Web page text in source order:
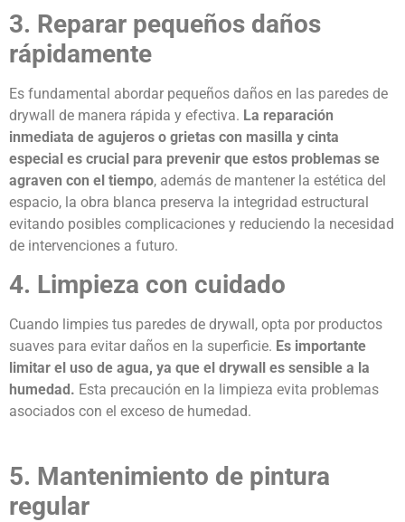
3. Reparar pequeños daños
rápidamente
Es fundamental abordar pequeños daños en las paredes de
drywall de manera rápida y efectiva. La reparación
inmediata de agujeros o grietas con masilla y cinta
especial es crucial para prevenir que estos problemas se
agraven con el tiempo, además de mantener la estética del
espacio, la obra blanca preserva la integridad estructural
evitando posibles complicaciones y reduciendo la necesidad
de intervenciones a futuro.
4. Limpieza con cuidado
Cuando limpies tus paredes de drywall , opta por productos
suaves para evitar daños en la superficie. Es importante
limitar el uso de agua, ya que el drywall es sensible a la
humedad. Esta precaución en la limpieza evita problemas
asociados con el exceso de humedad.
5. Mantenimiento de pintura
regular